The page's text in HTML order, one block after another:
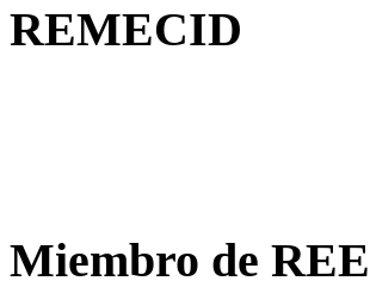
REMECID
Miembro de